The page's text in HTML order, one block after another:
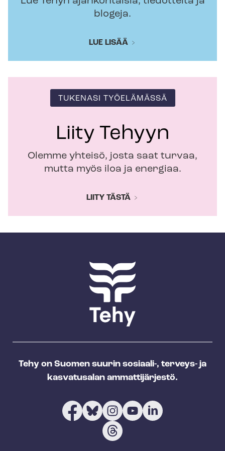
blogeja.
LUE LISÄÄ
TUKENASI TYÖELÄMÄSSÄ
Liity Tehyyn
Olemme yhteisö, josta saat turvaa,
mutta myös iloa ja energiaa.
LIITY TÄSTÄ
Tehy on Suomen suurin sosiaali-, terveys- ja
kasvatusalan ammattijärjestö.